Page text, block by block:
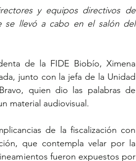
y equipos directivos de
se llevó a cabo en el salón del
de la FIDE Biobío, Ximena
junto con la jefa de la Unidad
quien dio las palabras de
material audiovisual.
de la fiscalización con
que contempla velar por la
fueron expuestos por